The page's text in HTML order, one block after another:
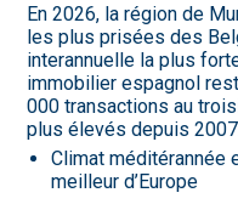
En 2026, la région de
les plus prisées des
interannuelle la plus
immobilier espagnol
000 transactions au
plus élevés depuis
Climat méditérannée
meilleur d’Europe